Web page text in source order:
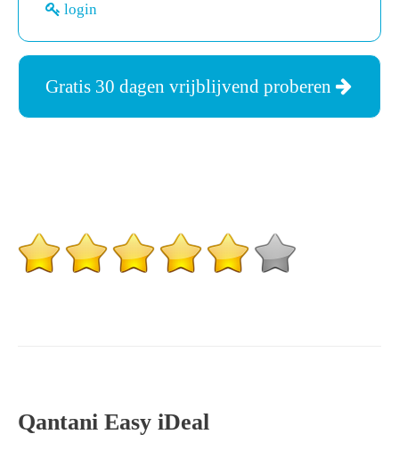
login
Gratis 30 dagen vrijblijvend proberen
Qantani Easy iDeal